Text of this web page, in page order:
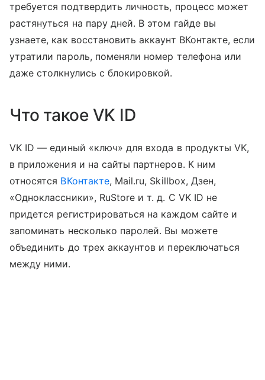
требуется подтвердить личность, процесс может
растянуться на пару дней. В этом гайде вы
узнаете, как восстановить аккаунт ВКонтакте, если
утратили пароль, поменяли номер телефона или
даже столкнулись с блокировкой.
Что такое VK ID
VK ID — единый «ключ» для входа в продукты VK,
в приложения и на сайты партнеров. К ним
относятся ВКонтакте, Mail.ru, Skillbox, Дзен,
«Одноклассники», RuStore и т. д. С VK ID не
придется регистрироваться на каждом сайте и
запоминать несколько паролей. Вы можете
объединить до трех аккаунтов и переключаться
между ними.